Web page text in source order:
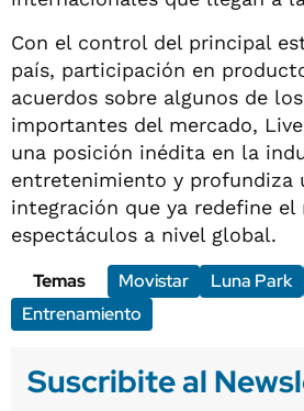
Con el control del principal
país, participación en
acuerdos sobre algunos de
importantes del mercado,
una posición inédita en la
entretenimiento y profundiza
integración que ya redefine el
espectáculos a nivel global.
Temas
Movistar Luna Park
Entrenamiento
Suscribite al